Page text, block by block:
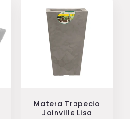
Matera Trapecio
Joinville Lisa